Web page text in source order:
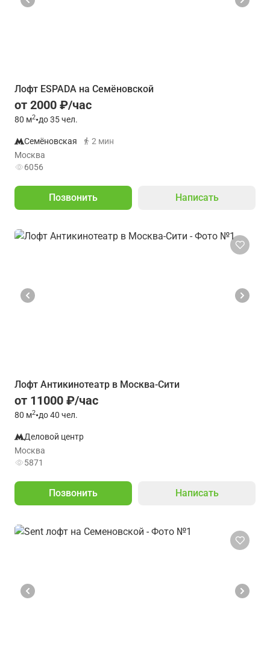
Лофт ESPADA на Семёновской
от 2000 ₽/час
80 м2•до 35 чел.
Семёновская
2 мин
Москва
6056
Позвонить Написать
Лофт Антикинотеатр в Москва-Сити
от 11000 ₽/час
80 м2•до 40 чел.
Деловой центр
Москва
5871
Позвонить Написать